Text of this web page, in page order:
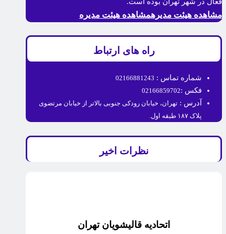
مشاهده هیئت مدیرهمشاهده هیئت مدیره
راه های ارتباط
شماره تماس : 02166881243
فکس :02166859702
آدرس : تهران، خیابان رودکی جنوبی بالاتر از خیابان مرتضوی
پلاک ۱۸۷ طبقه اول.
نظرات اخیر
اتحادیه قالیشویان تهران